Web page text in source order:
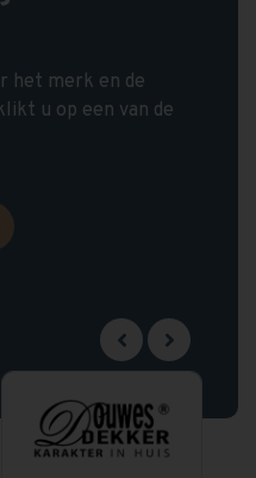
het merk en de
u op een van de